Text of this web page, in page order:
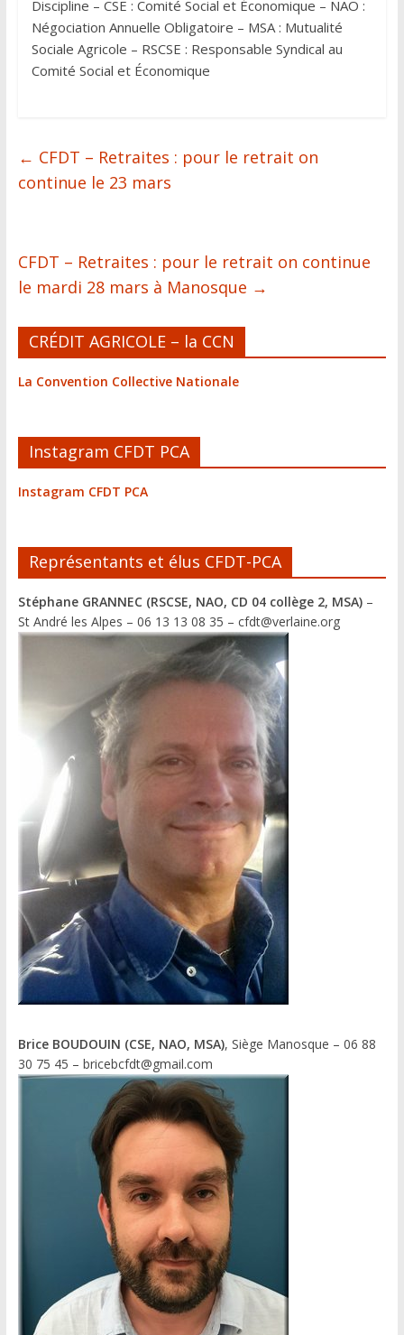
Discipline – CSE : Comité Social et Économique – NAO :
Négociation Annuelle Obligatoire – MSA : Mutualité
Sociale Agricole – RSCSE : Responsable Syndical au
Comité Social et Économique
← CFDT – Retraites : pour le retrait on
continue le 23 mars
CFDT – Retraites : pour le retrait on continue
le mardi 28 mars à Manosque →
CRÉDIT AGRICOLE – la CCN
La Convention Collective Nationale
Instagram CFDT PCA
Instagram CFDT PCA
Représentants et élus CFDT-PCA
Stéphane GRANNEC (RSCSE, NAO, CD 04 collège 2, MSA)–
St André les Alpes – 06 13 13 08 35 – cfdt@verlaine.org
Brice BOUDOUIN (CSE, NAO, MSA), Siège Manosque – 06 88
30 75 45 – bricebcfdt@gmail.com